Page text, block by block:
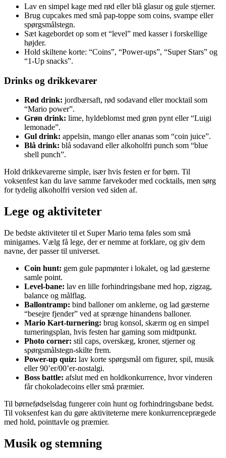
Lav en simpel kage med rød eller blå glasur og gule stjerner.
Brug cupcakes med små pap-toppe som coins, svampe eller
spørgsmålstegn.
Sæt kagebordet op som et “level” med kasser i forskellige
højder.
Hold skiltene korte: “Coins”, “Power-ups”, “Super Stars” og
“1-Up snacks”.
Drinks og drikkevarer
Rød drink: jordbærsaft, rød sodavand eller mocktail som
“Mario power”.
Grøn drink: lime, hyldeblomst med grøn pynt eller “Luigi
lemonade”.
Gul drink: appelsin, mango eller ananas som “coin juice”.
Blå drink: blå sodavand eller alkoholfri punch som “blue
shell punch”.
Hold drikkevarerne simple, især hvis festen er for børn. Til
voksenfest kan du lave samme farvekoder med cocktails, men sørg
for tydelig alkoholfri version ved siden af.
Lege og aktiviteter
De bedste aktiviteter til et Super Mario tema føles som små
minigames. Vælg få lege, der er nemme at forklare, og giv dem
navne, der passer til universet.
Coin hunt: gem gule papmønter i lokalet, og lad gæsterne
samle point.
Level-bane: lav en lille forhindringsbane med hop, zigzag,
balance og målflag.
Ballontramp: bind balloner om anklerne, og lad gæsterne
“besejre fjender” ved at sprænge hinandens balloner.
Mario Kart-turnering: brug konsol, skærm og en simpel
turneringsplan, hvis festen har gaming som midtpunkt.
Photo corner: stil caps, overskæg, kroner, stjerner og
spørgsmålstegn-skilte frem.
Power-up quiz: lav korte spørgsmål om figurer, spil, musik
eller 90’er/00’er-nostalgi.
Boss battle: afslut med en holdkonkurrence, hvor vinderen
får chokoladecoins eller små præmier.
Til børnefødselsdag fungerer coin hunt og forhindringsbane bedst.
Til voksenfest kan du gøre aktiviteterne mere konkurrenceprægede
med hold, pointtavle og præmier.
Musik og stemning